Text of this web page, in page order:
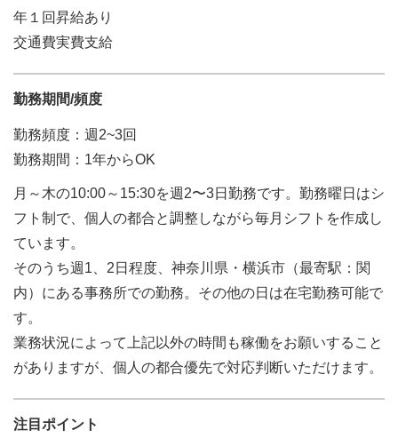
年１回昇給あり
交通費実費支給
勤務期間/頻度
勤務頻度：週2~3回
勤務期間：1年からOK
月～木の10:00～15:30を週2〜3日勤務です。勤務曜日はシ
フト制で、個人の都合と調整しながら毎月シフトを作成し
ています。
そのうち週1、2日程度、神奈川県・横浜市（最寄駅：関
内）にある事務所での勤務。その他の日は在宅勤務可能で
す。
業務状況によって上記以外の時間も稼働をお願いすること
がありますが、個人の都合優先で対応判断いただけます。
注目ポイント